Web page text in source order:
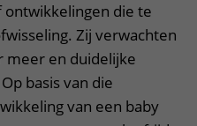
die te
Zij verwachten
meer en duidelijke
basis van die
van een baby